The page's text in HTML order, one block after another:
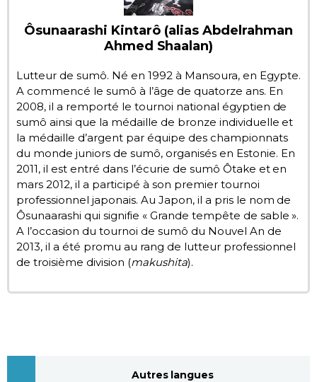
Vidéos
Tokyo
Ôsunaarashi Kintarô (alias Abdelrahman
Ahmed Shaalan)
Lutteur de sumô. Né en 1992 à Mansoura, en Egypte.
A commencé le sumô à l’âge de quatorze ans. En
2008, il a remporté le tournoi national égyptien de
sumô ainsi que la médaille de bronze individuelle et
la médaille d’argent par équipe des championnats
du monde juniors de sumô, organisés en Estonie. En
2011, il est entré dans l’écurie de sumô Ôtake et en
mars 2012, il a participé à son premier tournoi
professionnel japonais. Au Japon, il a pris le nom de
Ôsunaarashi qui signifie « Grande tempête de sable ».
A l’occasion du tournoi de sumô du Nouvel An de
2013, il a été promu au rang de lutteur professionnel
de troisième division (makushita).
Autres langues